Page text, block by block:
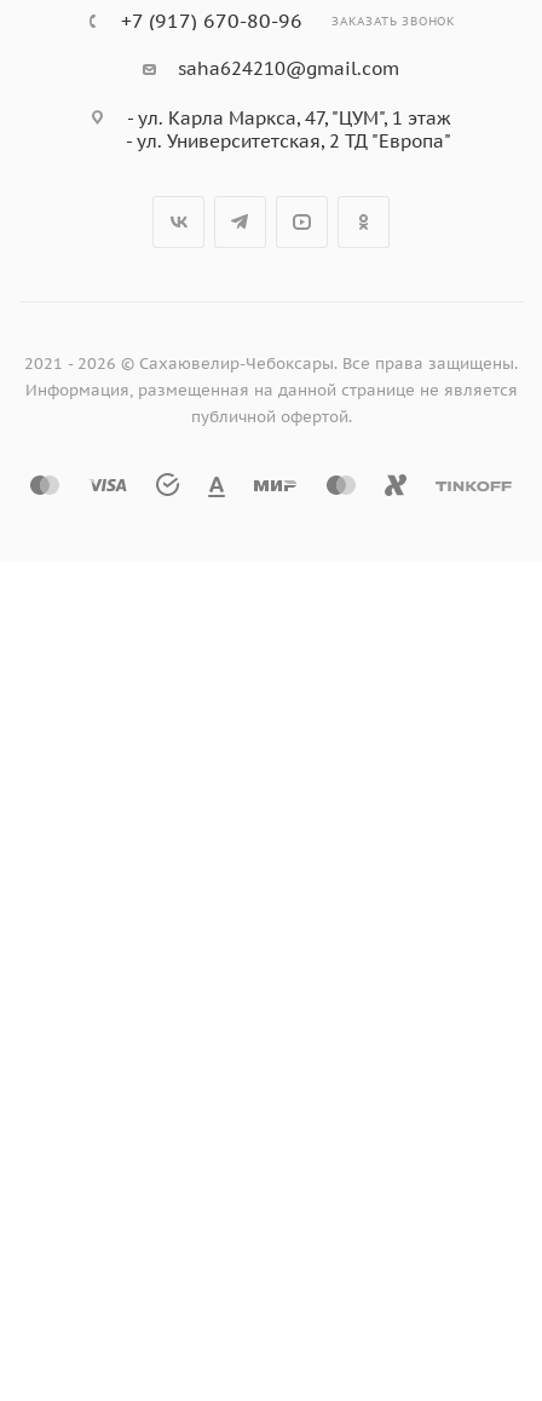
+7 (917) 670-80-96 ЗАКАЗАТЬ ЗВОНОК
saha624210@gmail.com
- ул. Карла Маркса, 47, "ЦУМ", 1 этаж
- ул. Университетская, 2 ТД "Европа"
2021 - 2026 © Сахаювелир-Чебоксары. Все права защищены.
Информация, размещенная на данной странице не является
публичной офертой.